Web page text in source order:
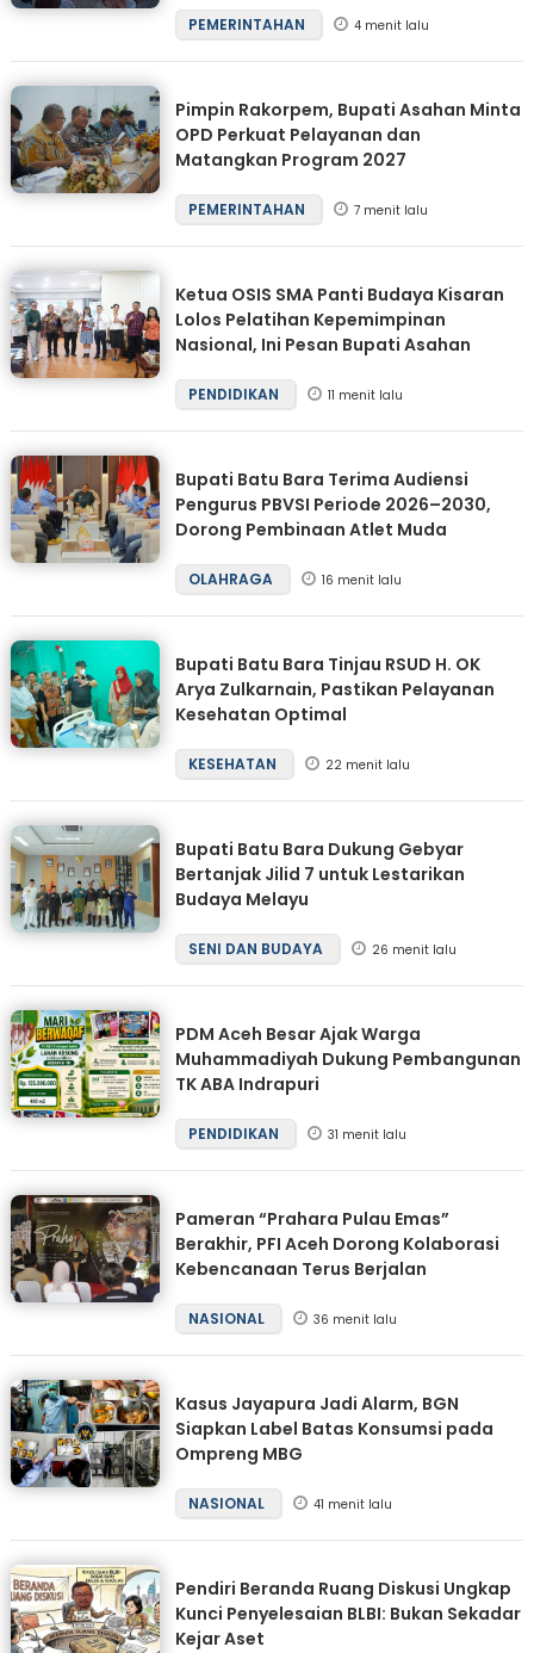
PEMERINTAHAN 4 menit lalu
Pimpin Rakorpem, Bupati Asahan Minta
OPD Perkuat Pelayanan dan
Matangkan Program 2027
PEMERINTAHAN 7 menit lalu
Ketua OSIS SMA Panti Budaya Kisaran
Lolos Pelatihan Kepemimpinan
Nasional, Ini Pesan Bupati Asahan
PENDIDIKAN 11 menit lalu
Bupati Batu Bara Terima Audiensi
Pengurus PBVSI Periode 2026–2030,
Dorong Pembinaan Atlet Muda
OLAHRAGA 16 menit lalu
Bupati Batu Bara Tinjau RSUD H. OK
Arya Zulkarnain, Pastikan Pelayanan
Kesehatan Optimal
KESEHATAN 22 menit lalu
Bupati Batu Bara Dukung Gebyar
Bertanjak Jilid 7 untuk Lestarikan
Budaya Melayu
SENI DAN BUDAYA 26 menit lalu
PDM Aceh Besar Ajak Warga
Muhammadiyah Dukung Pembangunan
TK ABA Indrapuri
PENDIDIKAN 31 menit lalu
Pameran “Prahara Pulau Emas”
Berakhir, PFI Aceh Dorong Kolaborasi
Kebencanaan Terus Berjalan
NASIONAL 36 menit lalu
Kasus Jayapura Jadi Alarm, BGN
Siapkan Label Batas Konsumsi pada
Ompreng MBG
NASIONAL 41 menit lalu
Pendiri Beranda Ruang Diskusi Ungkap
Kunci Penyelesaian BLBI: Bukan Sekadar
Kejar Aset